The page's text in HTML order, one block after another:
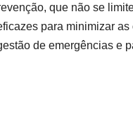
que não se
para minimizar
de emergências e